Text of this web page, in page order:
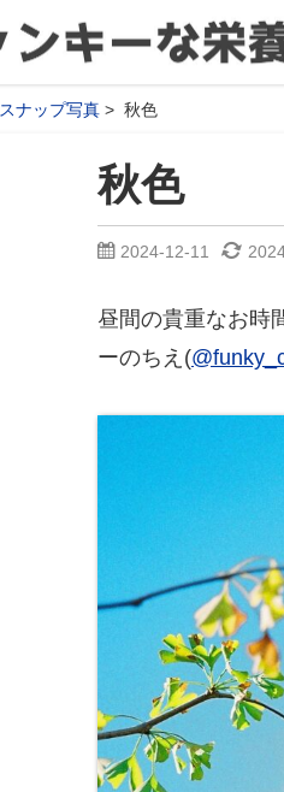
スナップ写真 秋色
秋色
2024-12-11
昼間の貴重なお時
ーのちえ(